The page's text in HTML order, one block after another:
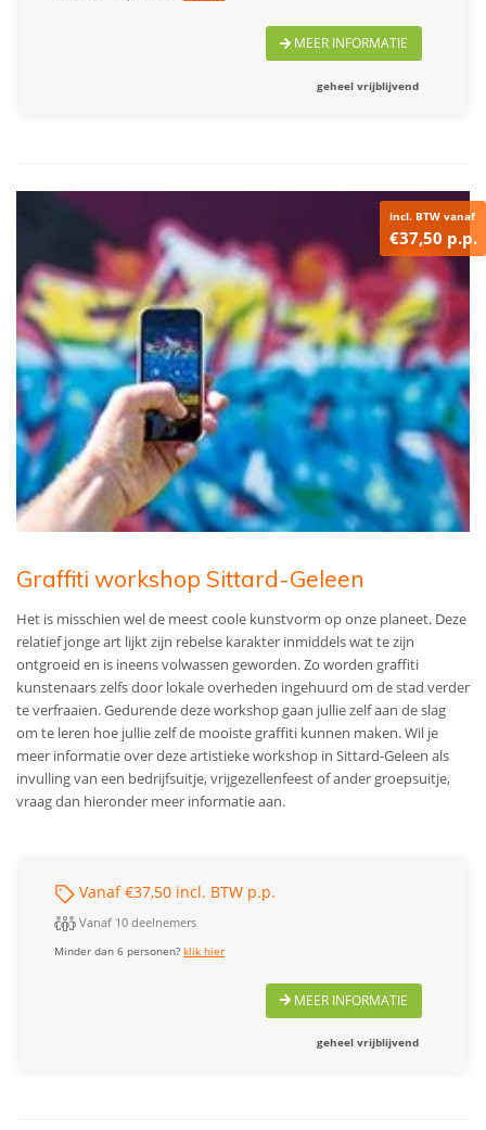
MEER INFORMATIE
geheel vrijblijvend
incl. BTW vanaf
€37,50 p.p.
Graffiti workshop Sittard-Geleen
Het is misschien wel de meest coole kunstvorm op onze planeet. Deze
relatief jonge art lijkt zijn rebelse karakter inmiddels wat te zijn
ontgroeid en is ineens volwassen geworden. Zo worden graffiti
kunstenaars zelfs door lokale overheden ingehuurd om de stad verder
te verfraaien. Gedurende deze workshop gaan jullie zelf aan de slag
om te leren hoe jullie zelf de mooiste graffiti kunnen maken.Wil je
meer informatie over deze artistieke workshop in Sittard-Geleen als
invulling van een bedrijfsuitje, vrijgezellenfeest of ander groepsuitje,
vraag dan hieronder meer informatie aan.
Vanaf €37,50 incl. BTW p.p.
Vanaf 10 deelnemers
Minder dan 6 personen?klik hier
MEER INFORMATIE
geheel vrijblijvend